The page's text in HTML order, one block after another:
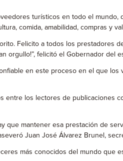
turísticos en todo el
comida, amabilidad, compras y
Felicito a todos los prestadores
orgullo!”, felicitó el Gobernador del
en este proceso en el que
los lectores de publicaciones
mantener esa prestación de
Juan José Álvarez Brunel,
más conocidos del mundo que